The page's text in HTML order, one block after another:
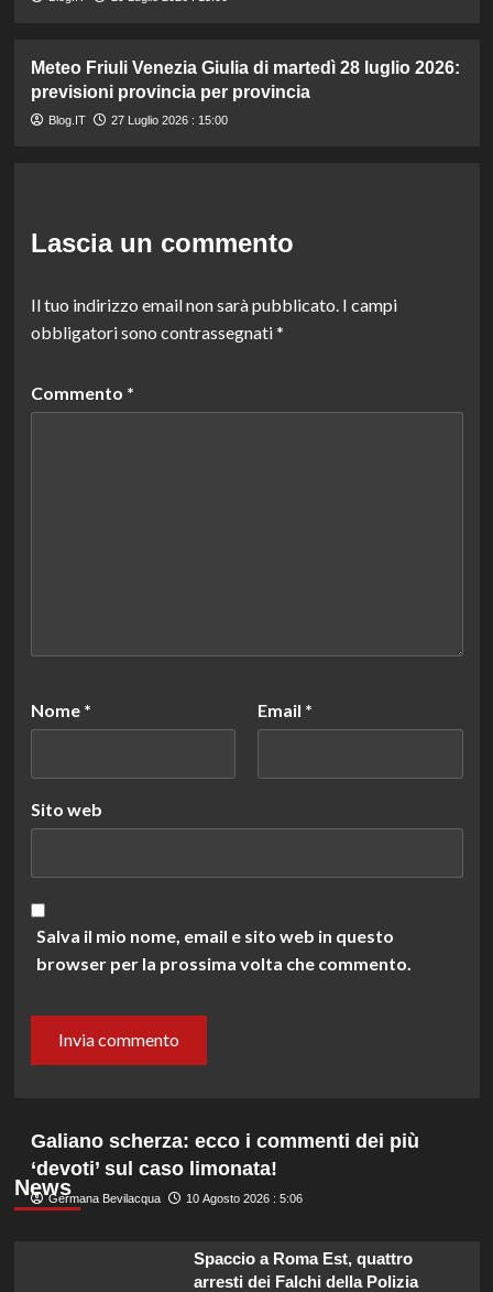
Meteo Friuli Venezia Giulia di martedì 28 luglio 2026:
previsioni provincia per provincia
Blog.IT 27 Luglio 2026 : 15:00
Lascia un commento
Il tuo indirizzo email non sarà pubblicato. I campi
obbligatori sono contrassegnati*
Commento *
Nome * Email *
Sito web
Salva il mio nome, email e sito web in questo
browser per la prossima volta che commento.
News
Galiano scherza: ecco i commenti dei più
‘devoti’ sul caso limonata!
Germana Bevilacqua 10 Agosto 2026 : 5:06
Spaccio a Roma Est, quattro
arresti dei Falchi della Polizia